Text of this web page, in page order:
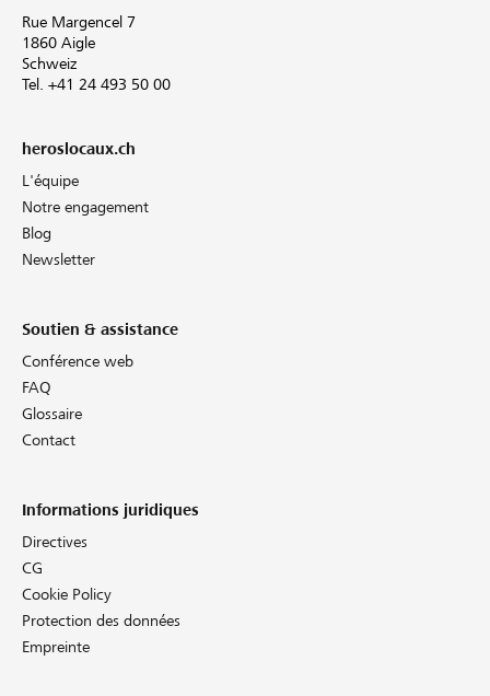
Rue Margencel 7
1860 Aigle
Schweiz
Tel. +41 24 493 50 00
heroslocaux.ch
L'équipe
Notre engagement
Blog
Newsletter
Soutien & assistance
Conférence web
FAQ
Glossaire
Contact
Informations juridiques
Directives
CG
Cookie Policy
Protection des données
Empreinte